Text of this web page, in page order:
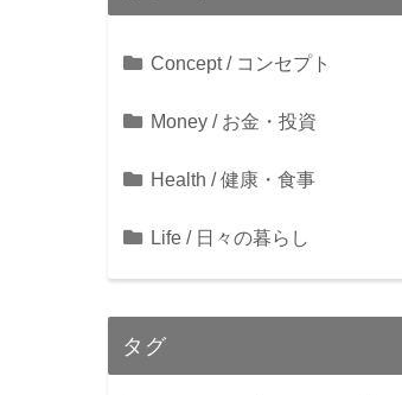
Concept / コンセプト
Money / お金・投資
Health / 健康・食事
Life / 日々の暮らし
タグ